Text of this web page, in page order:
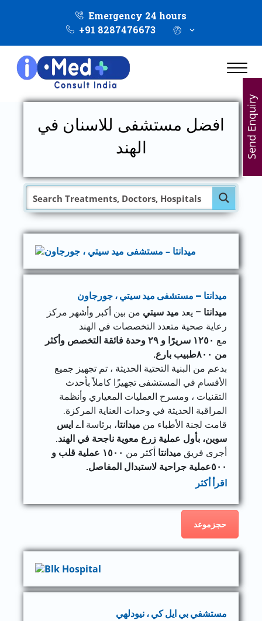
Emergency 24 hours
+91 8287476673
افضل مستشفى للاسنان في
الهند
ميدانتا – مستشفى ميد سيتي ، جورجاون
ميدانتا – يعد ميد سيتي من بين أكبر وأشهر مركز
رعاية صحية متعدد التخصصات في الهند
مع ١٢٥٠
سريرًا و ٢٩ وحدة فائقة التخصص وأكثر
من ٨٠٠طبيب بارع.
بدعم من البنية التحتية الحديثة ، تم تجهيز جميع
الأقسام في المستشفى تجهيزًا كاملاً بأحدث
التقنيات ، ومسرح العمليات المعياري وأنظمة
المراقبة الحديثة في وحدات العناية المركزة.
قامت لجنة الأطباء من ميدانتا، برئاسة اے ایس
سوین، بأول عملية زرع معوية ناجحة في الهند.
أجرى فريق ميدانتا أكثر من
١٥٠٠ عملية قلب و
٥٠٠عملية جراحية لاستبدال المفاصل.
اقرأ أكثر
حجزموعد
مستشفي بي ايل كي ، نيودلهي
Send Enquiry